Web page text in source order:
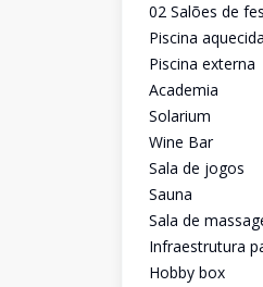
02 Salões de
Piscina aquecida
Piscina externa
Academia
Solarium
Wine Bar
Sala de jogos
Sauna
Sala de
Infraestrutura
Hobby box